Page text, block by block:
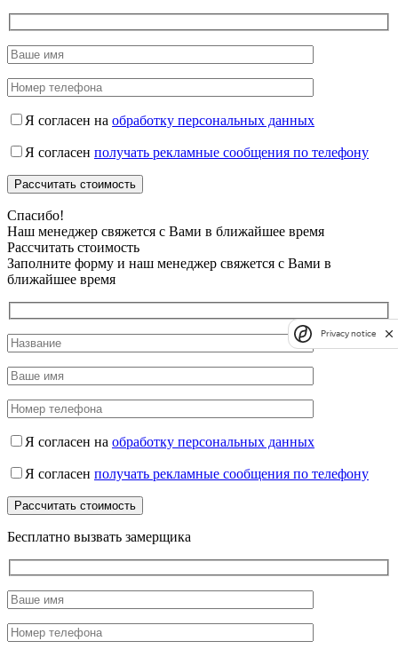
Я согласен на обработку персональных данных
Я согласен получать рекламные сообщения по телефону
Спасибо!
Наш менеджер свяжется с Вами в ближайшее время
Рассчитать стоимость
Заполните форму и наш менеджер свяжется с Вами в
ближайшее время
Я согласен на обработку персональных данных
Я согласен получать рекламные сообщения по телефону
Бесплатно вызвать замерщика
Privacy notice